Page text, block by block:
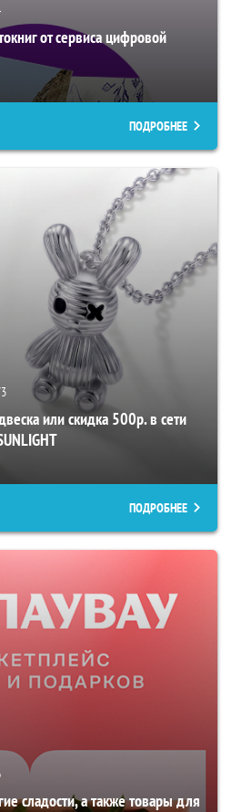
от сервиса цифровой
ПОДРОБНЕЕ
или скидка 500р. в сети
ПОДРОБНЕЕ
сладости, а также товары для